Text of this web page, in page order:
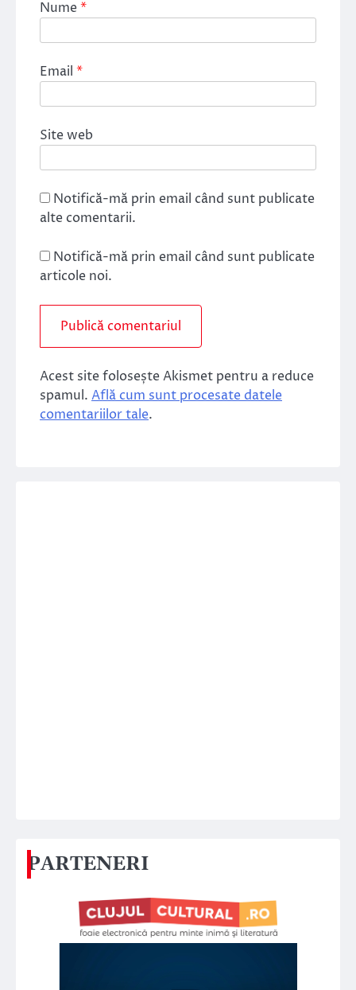
Nume*
Email *
Site web
Notifică-mă prin email când sunt publicate
alte comentarii.
Notifică-mă prin email când sunt publicate
articole noi.
Acest site folosește Akismet pentru a reduce
spamul. Află cum sunt procesate datele
comentariilor tale.
PARTENERI